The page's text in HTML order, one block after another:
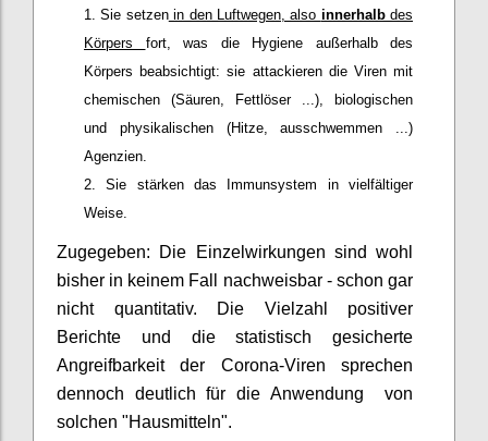
Sie setzenin den Luftwegen, also innerhalb des
Körpers fort, was die Hygiene außerhalb des
Körpers beabsichtigt: sie attackieren die Viren mit
chemischen (Säuren, Fettlöser ...), biologischen
und physikalischen (Hitze, ausschwemmen ...)
Agenzien.
Sie stärken das Immunsystem in vielfältiger
Weise.
Zugegeben: Die Einzelwirkungen sind wohl
bisher in keinem Fall nachweisbar - schon gar
nicht quantitativ. Die Vielzahl positiver
Berichte und die statistisch gesicherte
Angreifbarkeit der Corona-Viren sprechen
dennoch deutlich für die Anwendung von
solchen "Hausmitteln".